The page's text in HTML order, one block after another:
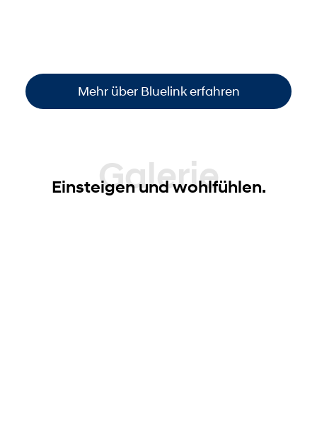
Mehr über Bluelink erfahren
Galerie
Einsteigen und wohlfühlen.